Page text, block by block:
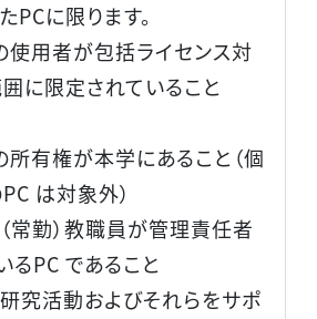
PCに限ります。
使用者が包括ライセンス対
に限定されていること
所有権が本学にあること（個
は対象外）
常勤）教職員が管理責任者
るPC であること
究活動およびそれらをサポ